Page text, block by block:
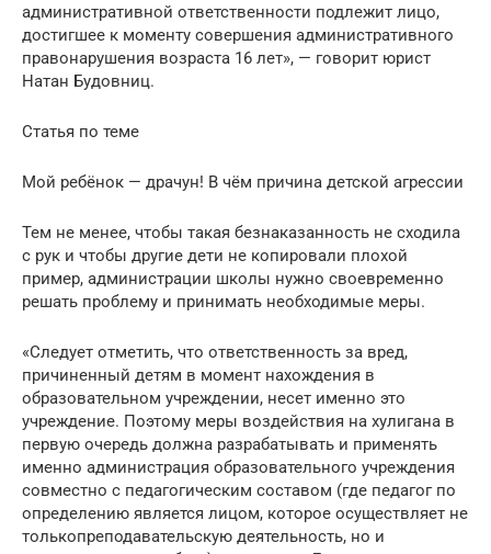
административной ответственности подлежит лицо,
достигшее к моменту совершения административного
правонарушения возраста 16 лет», — говорит юрист
Натан Будовниц.
Статья по теме
Мой ребёнок — драчун! В чём причина детской агрессии
Тем не менее, чтобы такая безнаказанность не сходила
с рук и чтобы другие дети не копировали плохой
пример, администрации школы нужно своевременно
решать проблему и принимать необходимые меры.
«Следует отметить, что ответственность за вред,
причиненный детям в момент нахождения в
образовательном учреждении, несет именно это
учреждение. Поэтому меры воздействия на хулигана в
первую очередь должна разрабатывать и применять
именно администрация образовательного учреждения
совместно с педагогическим составом (где педагог по
определению является лицом, которое осуществляет не
толькопреподавательскую деятельность, но и